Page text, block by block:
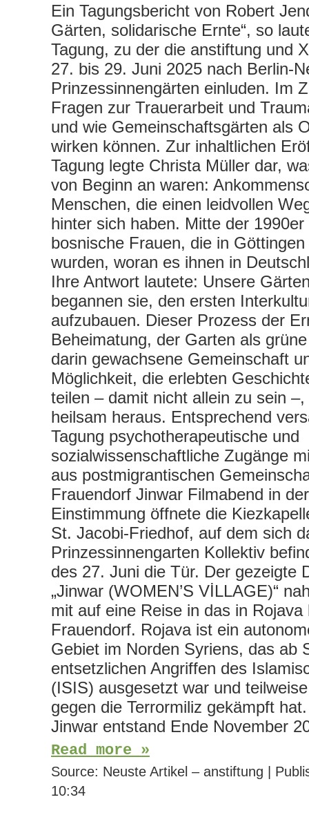
Ein Tagungsbericht von Robert
Gärten, solidarische Ernte“, so
Tagung, zu der die anstiftung und
27. bis 29. Juni 2025 nach Berlin-
Prinzessinnengärten einluden. Im
Fragen zur Trauerarbeit und
und wie Gemeinschaftsgärten als
wirken können. Zur inhaltlichen
Tagung legte Christa Müller dar,
von Beginn an waren:
Menschen, die einen leidvollen
hinter sich haben. Mitte der
bosnische Frauen, die in
wurden, woran es ihnen in
Ihre Antwort lautete: Unsere
begannen sie, den ersten
aufzubauen. Dieser Prozess der
Beheimatung, der Garten als
darin gewachsene Gemeinschaft
Möglichkeit, die erlebten
teilen – damit nicht allein zu sein
heilsam heraus. Entsprechend
Tagung psychotherapeutische und
sozialwissenschaftliche Zugänge
aus postmigrantischen
Frauendorf Jinwar Filmabend in
Einstimmung öffnete die
St. Jacobi-Friedhof, auf dem sich
Prinzessinnengarten Kollektiv
des 27. Juni die Tür. Der gezeigte
„Jinwar (WOMEN’S VİLLAGE)“
mit auf eine Reise in das in Rojava
Frauendorf. Rojava ist ein
Gebiet im Norden Syriens, das ab
entsetzlichen Angriffen des
(ISIS) ausgesetzt war und
gegen die Terrormiliz gekämpft
Jinwar entstand Ende November
Read more »
Source: Neuste Artikel – anstiftung
10:34